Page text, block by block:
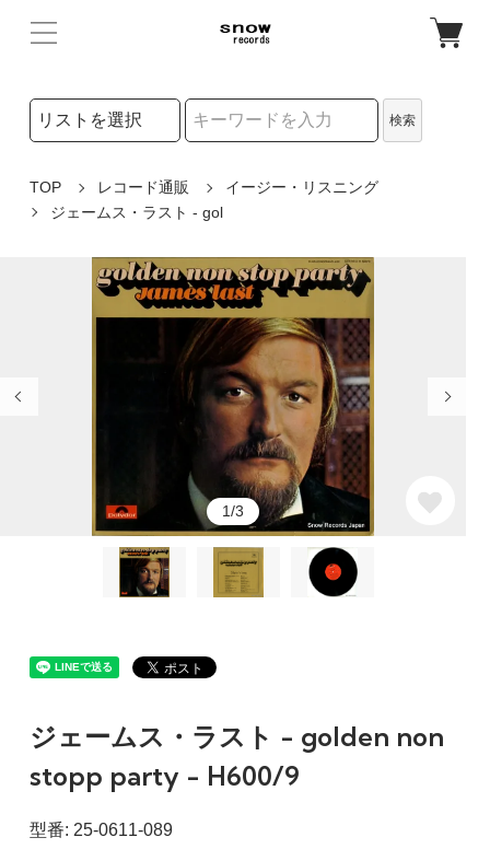
検索リストの選択
検索
TOP レコード通販
イージー・リスニング
ジェームス・ラスト - gol
1/3
ジェームス・ラスト - golden non
stopp party - H600/9
型番: 25-0611-089